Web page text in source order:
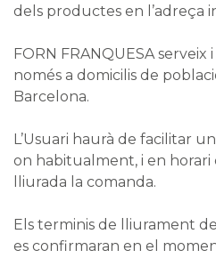
dels productes en l’adreça
FORN FRANQUESA
només a domicilis de
Barcelona.
L’Usuari haurà de facilitar
on habitualment, i en horari
lliurada la comanda.
Els terminis de lliurament
es confirmaran en el